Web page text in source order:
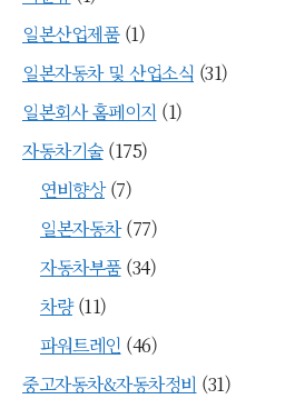
일본산업제품(1)
일본자동차 및 산업소식 (31)
일본회사 홈페이지 (1)
자동차기술(175)
연비향상(7)
일본자동차(77)
자동차부품(34)
차량(11)
파워트레인 (46)
중고자동차&자동차정비 (31)